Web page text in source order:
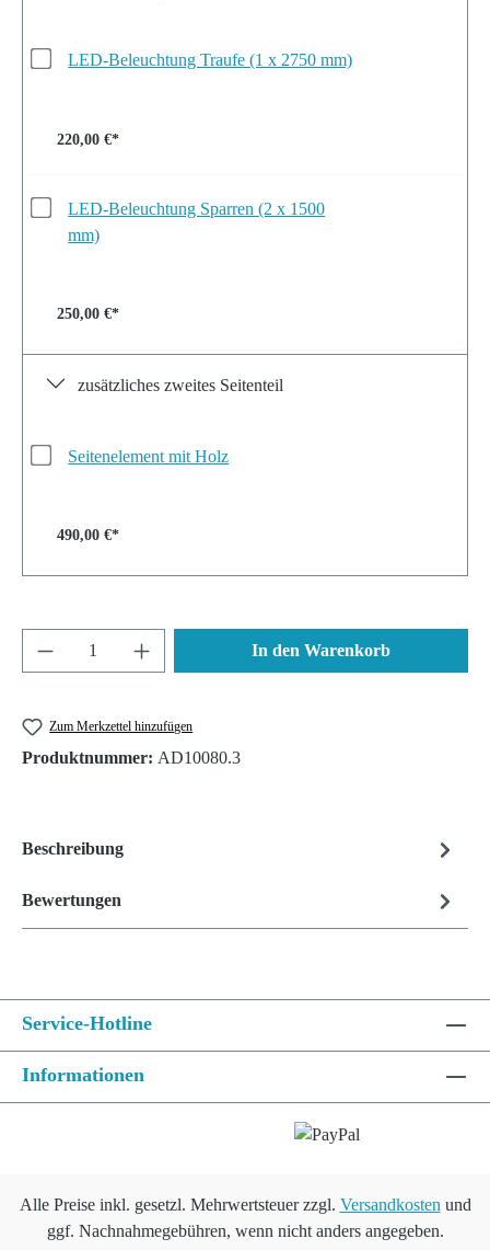
LED-Beleuchtung Traufe (1 x 2750 mm)
220,00 €*
LED-Beleuchtung Sparren (2 x 1500
mm)
250,00 €*
zusätzliches zweites Seitenteil
Seitenelement mit Holz
490,00 €*
Produkt Anzahl: Gib den gewünschten Wert
In den Warenkorb
Zum Merkzettel hinzufügen
Produktnummer: AD10080.3
Beschreibung
Bewertungen
Service-Hotline
Informationen
Alle Preise inkl. gesetzl. Mehrwertsteuer zzgl. Versandkosten und
ggf. Nachnahmegebühren, wenn nicht anders angegeben.